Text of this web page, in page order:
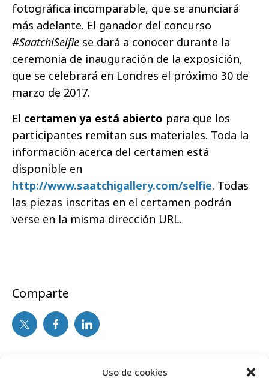
Uso de cookies
fotográfica incomparable, que se anunciará
más adelante. El ganador del concurso
#SaatchiSelfie se dará a conocer durante la
ceremonia de inauguración de la exposición,
que se celebrará en Londres el próximo 30 de
marzo de 2017.
El certamen ya está abierto para que los
participantes remitan sus materiales. Toda la
información acerca del certamen está
disponible en
http://www.saatchigallery.com/selfie. Todas
las piezas inscritas en el certamen podrán
verse en la misma dirección URL.
Comparte
Noticias Relacionadas